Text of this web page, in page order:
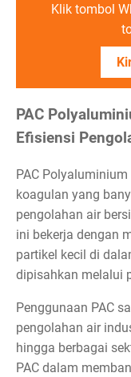
Klik tombol
PAC
Efisiensi
PAC
koagulan yang
pengolahan air
ini bekerja dengan
partikel kecil di
dipisahkan melalui
Penggunaan PAC
pengolahan air
hingga berbagai
PAC dalam